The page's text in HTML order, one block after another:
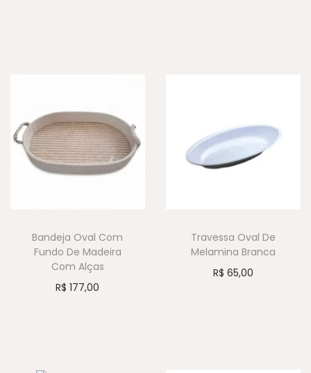
Bandeja Oval Com
Fundo De Madeira
Com Alças
R$ 177,00
Travessa Oval De
Melamina Branca
R$ 65,00